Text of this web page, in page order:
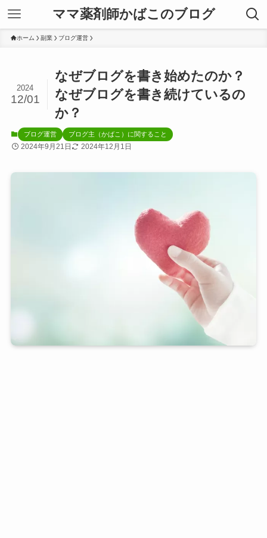
ママ薬剤師かばこのブログ
ホーム 副業 ブログ運営
なぜブログを書き始めたのか？
なぜブログを書き続けているの
か？
2024
12/01
ブログ運営 ブログ主（かばこ）に関すること
2024年9月21日 2024年12月1日